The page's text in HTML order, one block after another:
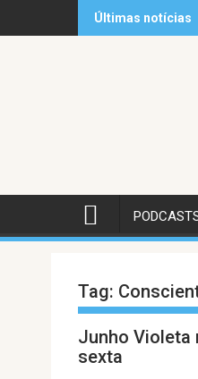
to
Últimas notícias
prepara tarde
Tag:
Junho Violeta
sexta